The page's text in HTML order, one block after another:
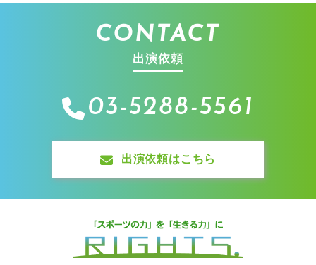
CONTACT
出演依頼
03-5288-5561
出演依頼はこちら